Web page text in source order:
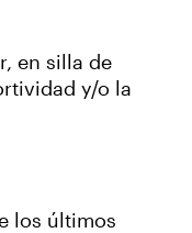
en silla de
y/o la
los últimos